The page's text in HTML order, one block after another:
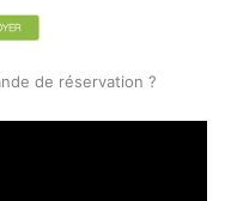
de réservation ?